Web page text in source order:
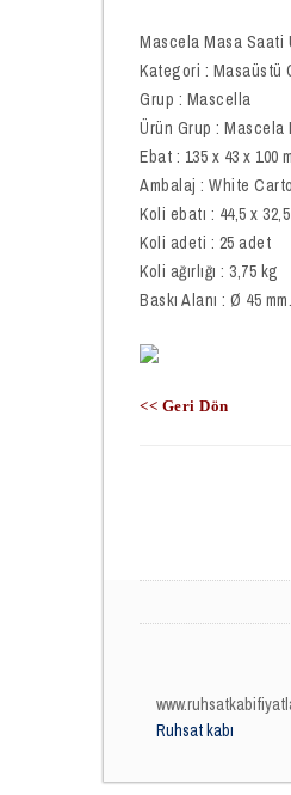
Mascela Masa Saati
Kategori : Masaüstü
Grup : Mascella
Ürün Grup : Mascela
Ebat : 135 x 43 x 100
Ambalaj : White
Koli ebatı : 44,5 x
Koli adeti : 25 adet
Koli ağırlığı : 3,75 kg
Baskı Alanı : Ø 45 mm.
<< Geri Dön
Ruhsat kabı